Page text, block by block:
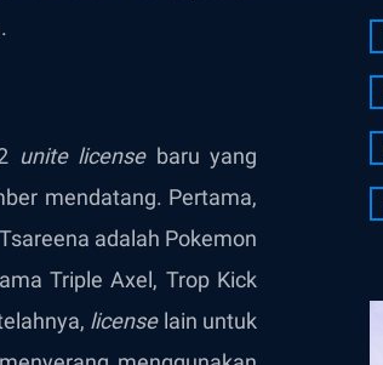
unite licensebaru yang
mendatang. Pertama,
adalah Pokemon
Triple Axel, Trop Kick
licenselain untuk